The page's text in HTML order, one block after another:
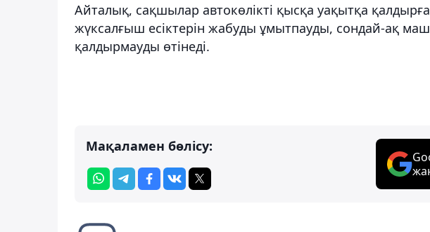
Айталық, сақшылар автокөлікті қысқа уақытқа
жүксалғыш есіктерін жабуды ұмытпауды, сондай-ақ
қалдырмауды өтінеді.
Мақаламен бөлісу: